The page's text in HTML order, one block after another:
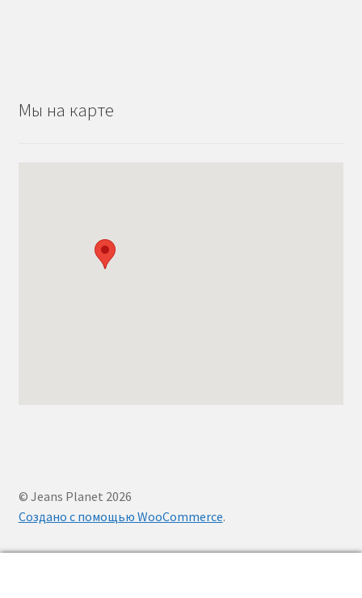
Мы на карте
© Jeans Planet 2026
Создано с помощью WooCommerce.